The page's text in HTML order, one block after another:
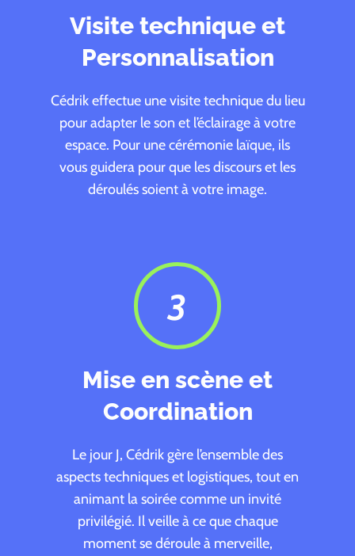
Visite technique et
Personnalisation
Cédrik effectue une visite technique du lieu
pour adapter le son et l’éclairage à votre
espace. Pour une cérémonie laïque, ils
vous guidera pour que les discours et les
déroulés soient à votre image.
3
Mise en scène et
Coordination
Le jour J, Cédrik gère l’ensemble des
aspects techniques et logistiques, tout en
animant la soirée comme un invité
privilégié. Il veille à ce que chaque
moment se déroule à merveille,